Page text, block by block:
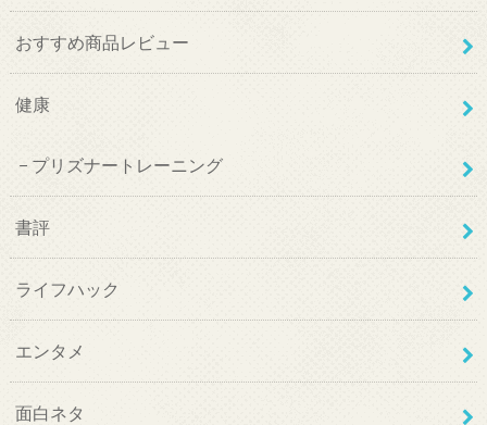
おすすめ商品レビュー
健康
プリズナートレーニング
書評
ライフハック
エンタメ
面白ネタ